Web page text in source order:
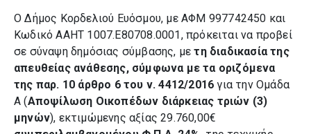
Ο Δήμος Κορδελιού Ευόσμου, με ΑΦΜ 997742450 και
Κωδικό ΑΑΗΤ 1007.Ε80708.0001, πρόκειται να προβεί
σε σύναψη δημόσιας σύμβασης, μετη διαδικασία της
απευθείας ανάθεσης, σύμφωνα με τα οριζόμενα
της παρ. 10 άρθρο 6 του ν. 4412/2016 για την Ομάδα
Α (Αποψίλωση Οικοπέδων διάρκειας τριών (3)
μηνών), εκτιμώμενης αξίας 29.760,00€